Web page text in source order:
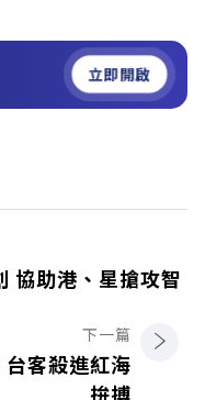
立即開啟
協助港、星搶攻智
下一篇
客殺進紅海
拚搏